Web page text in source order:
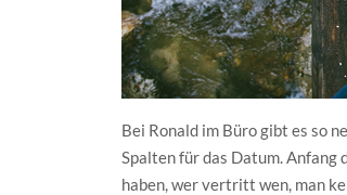
Bei Ronald im Büro gibt es so
Spalten für das Datum.
haben, wer vertritt wen, man